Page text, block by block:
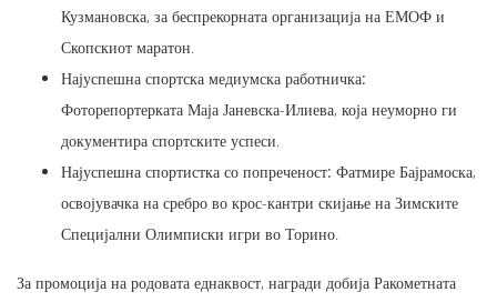
Кузмановска, за беспрекорната организација на ЕМОФ и
Скопскиот маратон.
Најуспешна спортска медиумска работничка:
Фоторепортерката Маја Јаневска-Илиева, која неуморно ги
документира спортските успеси.
Најуспешна спортистка со попреченост: Фатмире Бајрамоска,
освојувачка на сребро во крос-кантри скијање на Зимските
Специјални Олимписки игри во Торино.
За промоција на родовата еднаквост, награди добија Ракометната